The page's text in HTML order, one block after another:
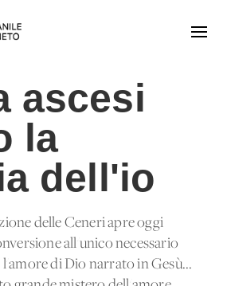
ascesi
la
dell'io
delle Ceneri apre oggi
all'unico necessario
l'amore di Dio narrato in Gesù...